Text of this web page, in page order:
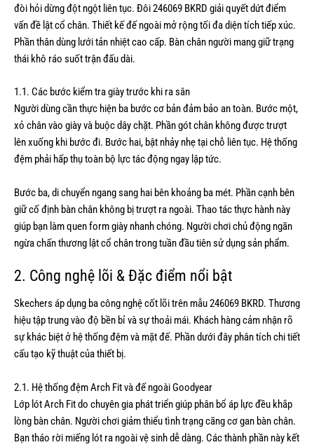
đòi hỏi dừng đột ngột liên tục. Đôi 246069 BKRD giải quyết dứt điểm
vấn đề lật cổ chân. Thiết kế đế ngoài mở rộng tối đa diện tích tiếp xúc.
Phần thân dùng lưới tản nhiệt cao cấp. Bàn chân người mang giữ trạng
thái khô ráo suốt trận đấu dài.
1.1. Các bước kiểm tra giày trước khi ra sân
Người dùng cần thực hiện ba bước cơ bản đảm bảo an toàn. Bước một,
xỏ chân vào giày và buộc dây chặt. Phần gót chân không được trượt
lên xuống khi bước đi. Bước hai, bật nhảy nhẹ tại chỗ liên tục. Hệ thống
đệm phải hấp thụ toàn bộ lực tác động ngay lập tức.
Bước ba, di chuyển ngang sang hai bên khoảng ba mét. Phần cạnh bên
giữ cố định bàn chân không bị trượt ra ngoài. Thao tác thực hành này
giúp bạn làm quen form giày nhanh chóng. Người chơi chủ động ngăn
ngừa chấn thương lật cổ chân trong tuần đầu tiên sử dụng sản phẩm.
2. Công nghệ lõi & Đặc điểm nổi bật
Skechers áp dụng ba công nghệ cốt lõi trên mẫu 246069 BKRD. Thương
hiệu tập trung vào độ bền bỉ và sự thoải mái. Khách hàng cảm nhận rõ
sự khác biệt ở hệ thống đệm và mặt đế. Phần dưới đây phân tích chi tiết
cấu tạo kỹ thuật của thiết bị.
2.1. Hệ thống đệm Arch Fit và đế ngoài Goodyear
Lớp lót Arch Fit do chuyên gia phát triển giúp phân bổ áp lực đều khắp
lòng bàn chân. Người chơi giảm thiểu tình trạng căng cơ gan bàn chân.
Bạn tháo rời miếng lót ra ngoài vệ sinh dễ dàng. Các thành phần này kết